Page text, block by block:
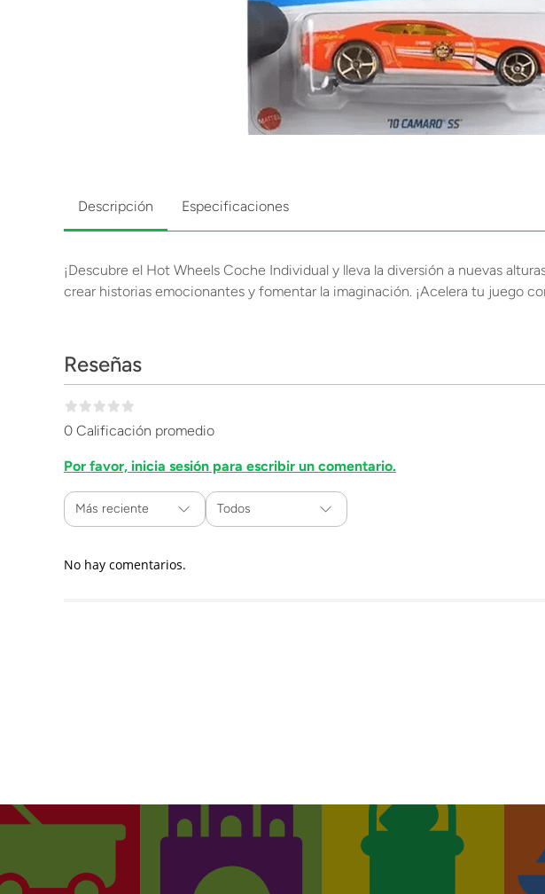
Descripción Especificaciones
¡Descubre el Hot Wheels Coche Individual y lleva la diversión a nuevas
crear historias emocionantes y fomentar la imaginación. ¡Acelera tu juego
Reseñas
0 Calificación promedio
Por favor, inicia sesión para escribir un comentario.
Más reciente Todos
No hay comentarios.